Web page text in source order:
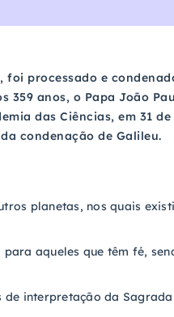
processado e
359 anos, o Papa João
das Ciências, em 31
condenação de Galileu.
planetas, nos quais
aqueles que têm fé,
interpretação da